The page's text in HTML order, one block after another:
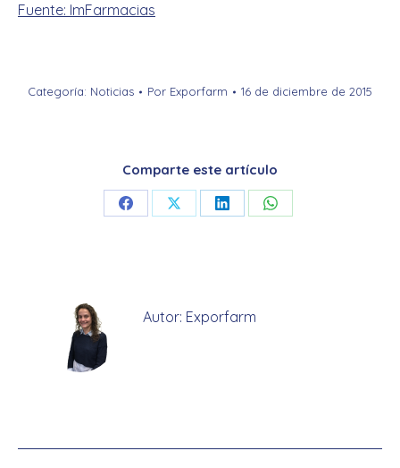
Fuente: ImFarmacias
Categoría: Noticias Por Exporfarm 16 de diciembre de 2015
Comparte este artículo
Share Share Share Share
Autor: Exporfarm